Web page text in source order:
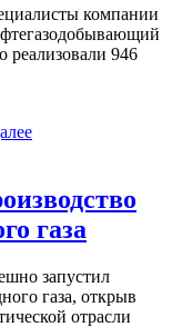
компании
946
газа
запустил
газа, открыв
отрасли